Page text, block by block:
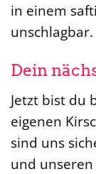
in einem
unschlagbar.
Dein
Jetzt bist du
eigenen
sind uns
und